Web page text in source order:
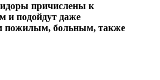
причислены к
и подойдут даже
пожилым, больным, также